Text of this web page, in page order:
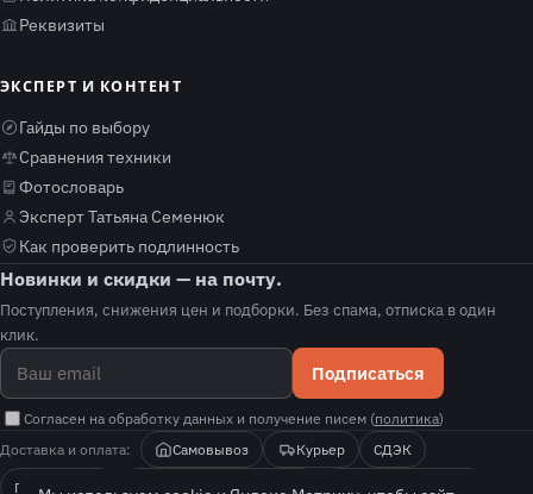
Реквизиты
ЭКСПЕРТ И КОНТЕНТ
Гайды по выбору
Сравнения техники
Фотословарь
Эксперт Татьяна Семенюк
Как проверить подлинность
Новинки и скидки — на почту.
Поступления, снижения цен и подборки. Без спама, отписка в один
клик.
Подписаться
Согласен на обработку данных и получение писем (политика)
Доставка и оплата: Самовывоз Курьер
СДЭК
Почта России
Оплата при получении Безналичный расчёт